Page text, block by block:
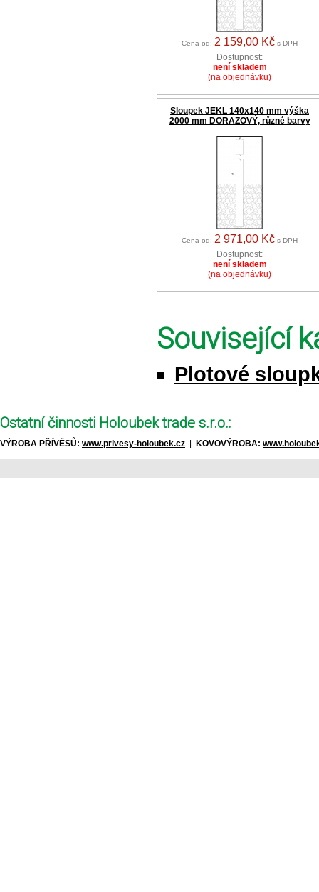
Cena od: 2 159,00 Kč s DPH
Dostupnost:
není skladem
(na objednávku)
Sloupek JEKL 140x140 mm výška
2000 mm DORAZOVÝ, různé barvy
Cena od: 2 971,00 Kč s DPH
Dostupnost:
není skladem
(na objednávku)
Související
Plotové
Ostatní činnosti Holoubek trade s.r.o.:
VÝROBA PŘÍVĚSŮ: www.privesy-holoubek.cz KOVOVÝROBA: